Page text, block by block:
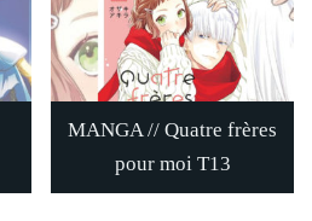
MANGA // Quatre frères
pour moi T13